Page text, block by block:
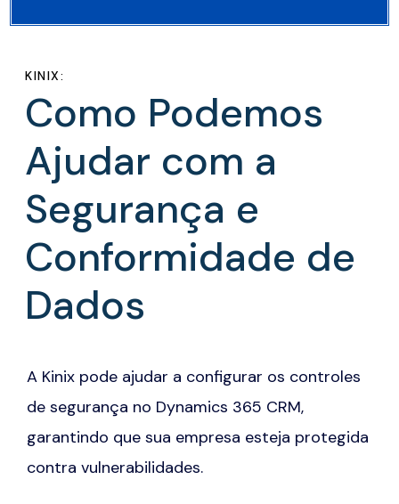
KINIX:
Como Podemos
Ajudar com a
Segurança e
Conformidade de
Dados
A Kinix pode ajudar a configurar os controles
de segurança no Dynamics 365 CRM,
garantindo que sua empresa esteja protegida
contra vulnerabilidades.